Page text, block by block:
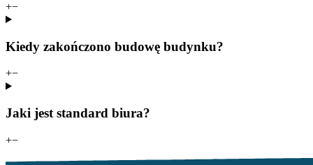
+−
Kiedy zakończono budowę budynku?
+−
Jaki jest standard biura?
+−